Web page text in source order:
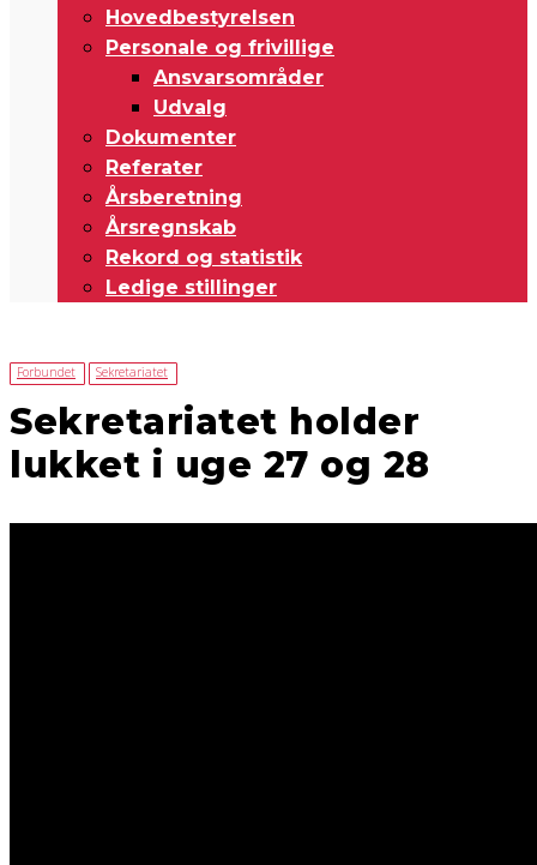
Hovedbestyrelsen
Personale og frivillige
Ansvarsområder
Udvalg
Dokumenter
Referater
Årsberetning
Årsregnskab
Rekord og statistik
Ledige stillinger
Forbundet Sekretariatet
Sekretariatet holder
lukket i uge 27 og 28